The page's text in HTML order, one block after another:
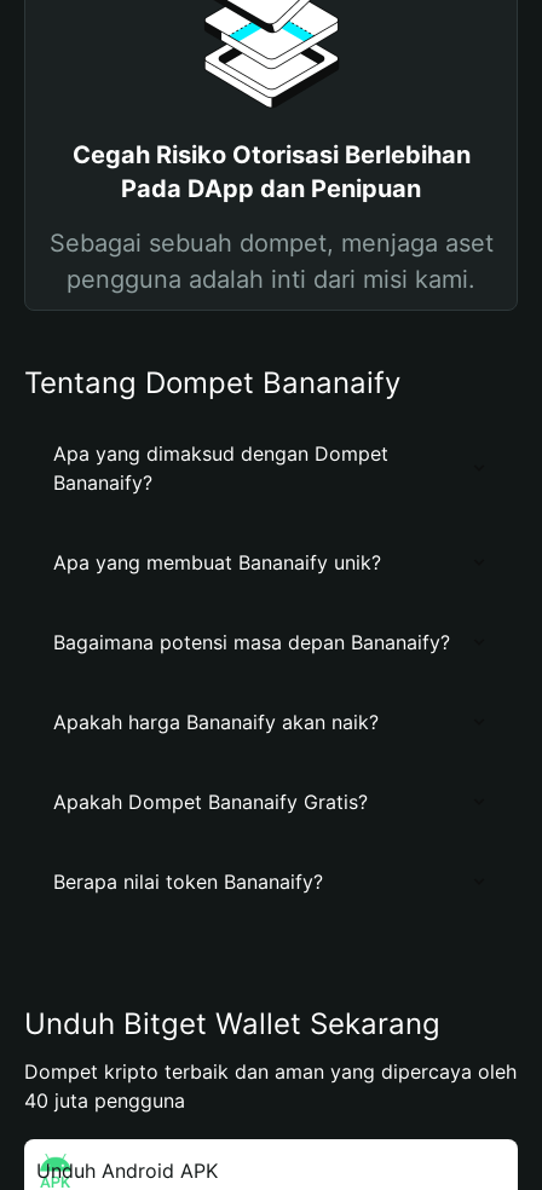
Cegah Risiko Otorisasi Berlebihan
Pada DApp dan Penipuan
Sebagai sebuah dompet, menjaga aset
pengguna adalah inti dari misi kami.
Tentang Dompet Bananaify
Apa yang dimaksud dengan Dompet
Bananaify?
Apa yang membuat Bananaify unik?
Bagaimana potensi masa depan Bananaify?
Apakah harga Bananaify akan naik?
Apakah Dompet Bananaify Gratis?
Berapa nilai token Bananaify?
Unduh Bitget Wallet Sekarang
Dompet kripto terbaik dan aman yang dipercaya oleh
40 juta pengguna
Unduh Android APK